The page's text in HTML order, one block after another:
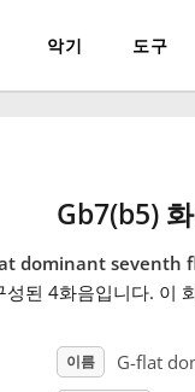
악기 도구
Gb7(b5)
dominant seventh
성된 4화음입니다. 이
이름 G-flat